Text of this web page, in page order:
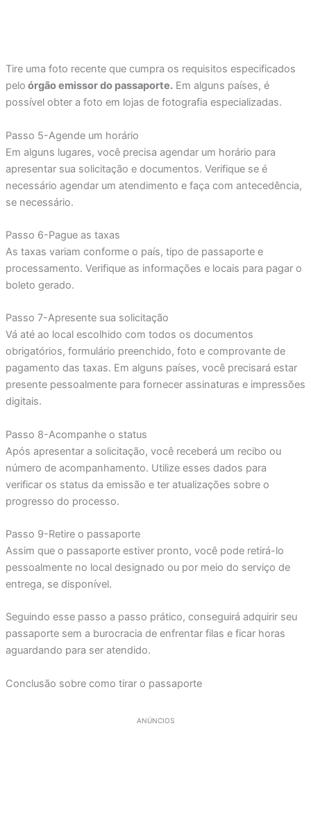
Tire uma foto recente que cumpra os requisitos especificados
pelo órgão emissor do passaporte.Em alguns países, é
possível obter a foto em lojas de fotografia especializadas.
Passo 5-Agende um horário
Em alguns lugares, você precisa agendar um horário para
apresentar sua solicitação e documentos. Verifique se é
necessário agendar um atendimento e faça com antecedência,
se necessário.
Passo 6-Pague as taxas
As taxas variam conforme o país, tipo de passaporte e
processamento. Verifique as informações e locais para pagar o
boleto gerado.
Passo 7-Apresente sua solicitação
Vá até ao local escolhido com todos os documentos
obrigatórios, formulário preenchido, foto e comprovante de
pagamento das taxas. Em alguns países, você precisará estar
presente pessoalmente para fornecer assinaturas e impressões
digitais.
Passo 8-Acompanhe o status
Após apresentar a solicitação, você receberá um recibo ou
número de acompanhamento. Utilize esses dados para
verificar os status da emissão e ter atualizações sobre o
progresso do processo.
Passo 9-Retire o passaporte
Assim que o passaporte estiver pronto, você pode retirá-lo
pessoalmente no local designado ou por meio do serviço de
entrega, se disponível.
Seguindo esse passo a passo prático, conseguirá adquirir seu
passaporte sem a burocracia de enfrentar filas e ficar horas
aguardando para ser atendido.
Conclusão sobre como tirar o passaporte
ANÚNCIOS